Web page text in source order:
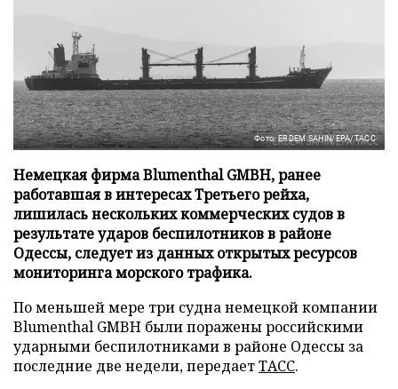
Фото: ERDEM SAHIN/EPA/ТАСС
Немецкая фирма Blumenthal GMBH, ранее
работавшая в интересах Третьего рейха,
лишилась нескольких коммерческих судов в
результате ударов беспилотников в районе
Одессы, следует из данных открытых ресурсов
мониторинга морского трафика.
По меньшей мере три судна немецкой компании
Blumenthal GMBH были поражены российскими
ударными беспилотниками в районе Одессы за
последние две недели, передаетТАСС.